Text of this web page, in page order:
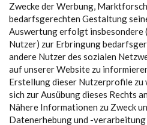
Zwecke der Werbung,
bedarfsgerechten Gestaltung
Auswertung erfolgt insbesondere
Nutzer) zur Erbringung
andere Nutzer des sozialen
auf unserer Website zu
Erstellung dieser Nutzerprofile zu
sich zur Ausübung dieses Rechts
Nähere Informationen zu Zweck
Datenerhebung und -